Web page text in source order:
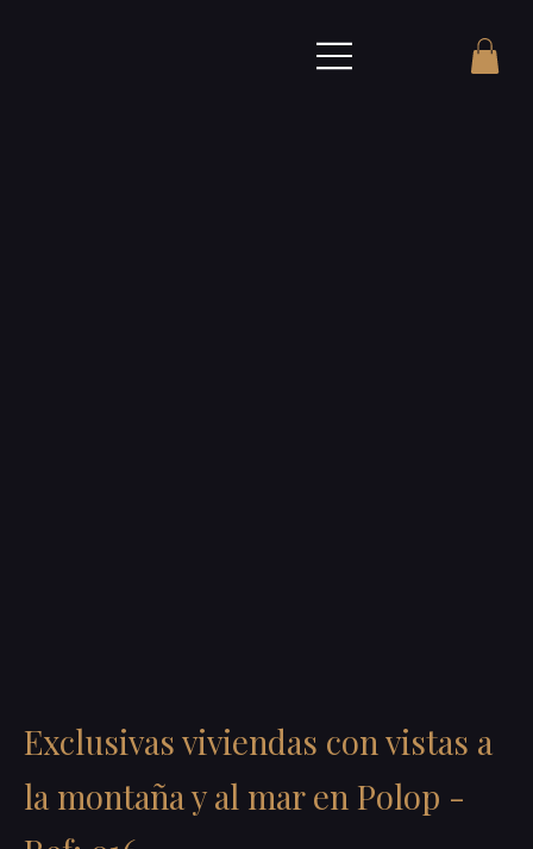
Exclusivas viviendas con vistas a
la montaña y al mar en Polop -